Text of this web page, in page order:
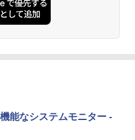
アイテムを含む】 【オンラ
コード】 ロブロックス |オン
版)|オンラインコード版|Wind
mac対応|PC2台
版にも！ 非エンジニアのた
ィング入門シリーズ
ラストLabo)
Paperwhite (16GB) 7イ
Colorsoft | 16GBストレ
、7インチカラーディスプレ
能なシステムモニター -